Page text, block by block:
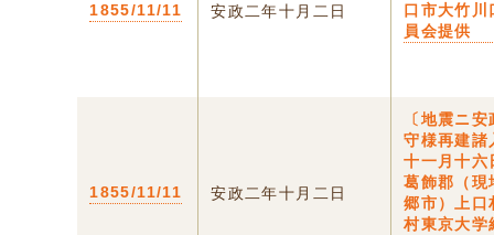
1855/11/11 安政二年十月二日
口市大竹川
員会提供
1855/11/11 安政二年十月二日
〔地震ニ
守様再建諸
十一月十六
葛飾郡（
郷市）上口
村東京大学